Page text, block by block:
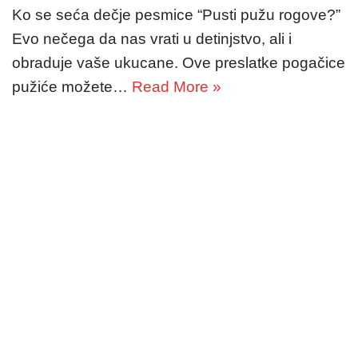
Ko se seća dečje pesmice “Pusti pužu rogove?”
Evo nečega da nas vrati u detinjstvo, ali i
obraduje vaše ukucane. Ove preslatke pogačice
pužiće možete… Read More »